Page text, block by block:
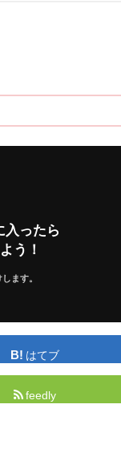
入ったら
う！
ます。
はてブ
feedly